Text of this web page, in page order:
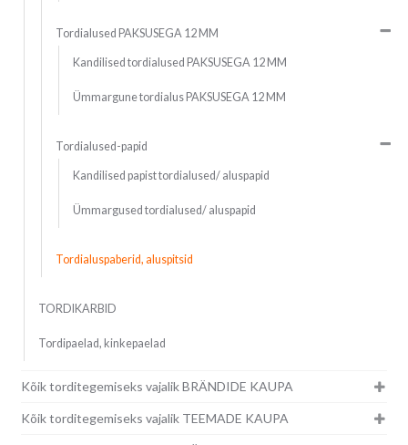
Tordialused PAKSUSEGA 12 MM
Kandilised tordialused PAKSUSEGA 12 MM
Ümmargune tordialus PAKSUSEGA 12 MM
Tordialused-papid
Kandilised papist tordialused/ aluspapid
Ümmargused tordialused/ aluspapid
Tordialuspaberid, aluspitsid
TORDIKARBID
Tordipaelad, kinkepaelad
Kõik torditegemiseks vajalik BRÄNDIDE KAUPA
Kõik torditegemiseks vajalik TEEMADE KAUPA